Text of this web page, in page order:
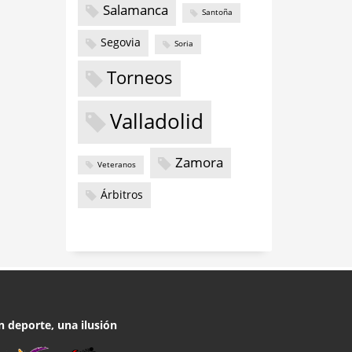
Salamanca Santoña
Segovia Soria
Torneos
Valladolid
Veteranos Zamora
Árbitros
deporte, una ilusión